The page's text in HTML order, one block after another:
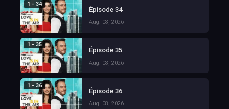
1 - 34
Épisode 34
Aug. 08, 2026
1 - 35
Épisode 35
Aug. 08, 2026
1 - 36
Épisode 36
Aug. 08, 2026